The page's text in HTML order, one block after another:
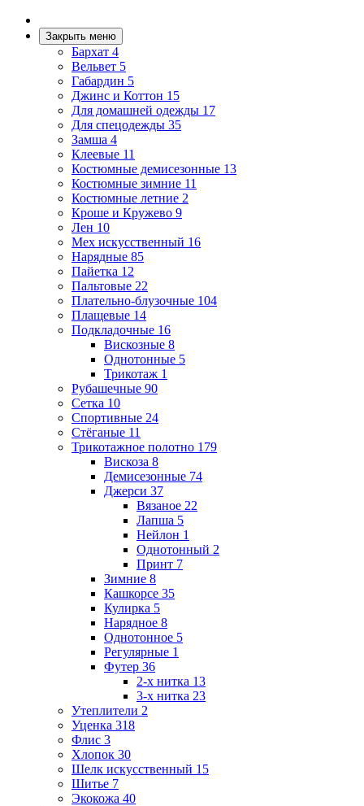
Закрыть меню
Бархат 4
Вельвет 5
Габардин 5
Джинс и Коттон 15
Для домашней одежды 17
Для спецодежды 35
Замша 4
Клеевые 11
Костюмные демисезонные 13
Костюмные зимние 11
Костюмные летние 2
Кроше и Кружево 9
Лен 10
Мех искусственный 16
Нарядные 85
Пайетка 12
Пальтовые 22
Плательно-блузочные 104
Плащевые 14
Подкладочные 16
Вискозные 8
Однотонные 5
Трикотаж 1
Рубашечные 90
Сетка 10
Спортивные 24
Стёганые 11
Трикотажное полотно 179
Вискоза 8
Демисезонные 74
Джерси 37
Вязаное 22
Лапша 5
Нейлон 1
Однотонный 2
Принт 7
Зимние 8
Кашкорсе 35
Кулирка 5
Нарядное 8
Однотонное 5
Регулярные 1
Футер 36
2-х нитка 13
3-х нитка 23
Утеплители 2
Уценка 318
Флис 3
Хлопок 30
Шелк искусственный 15
Шитье 7
Экокожа 40